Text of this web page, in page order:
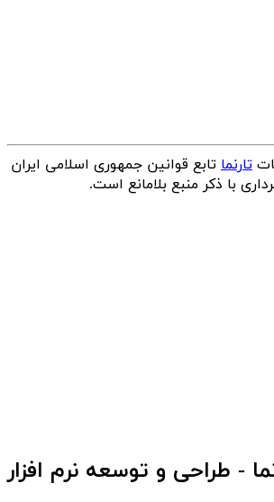
تارنما تابع قوانین جمهوری اسلامی ایران
با ذکر منبع بلامانع است.
- طراحی و توسعه نرم افزار